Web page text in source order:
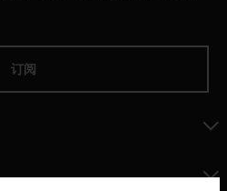
订阅